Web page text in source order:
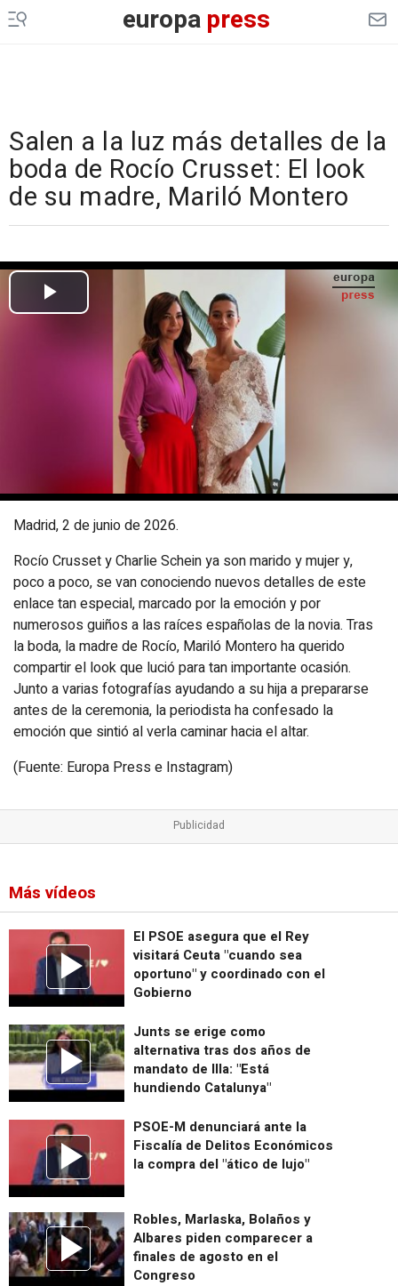
europapress
Salen a la luz más detalles de la
boda de Rocío Crusset: El look
de su madre, Mariló Montero
Madrid, 2 de junio de 2026.
Rocío Crusset y Charlie Schein ya son marido y mujer y,
poco a poco, se van conociendo nuevos detalles de este
enlace tan especial, marcado por la emoción y por
numerosos guiños a las raíces españolas de la novia. Tras
la boda, la madre de Rocío, Mariló Montero ha querido
compartir el look que lució para tan importante ocasión.
Junto a varias fotografías ayudando a su hija a prepararse
antes de la ceremonia, la periodista ha confesado la
emoción que sintió al verla caminar hacia el altar.
(Fuente: Europa Press e Instagram)
Más vídeos
El PSOE asegura que el Rey
visitará Ceuta "cuando sea
oportuno" y coordinado con el
Gobierno
Junts se erige como
alternativa tras dos años de
mandato de Illa: "Está
hundiendo Catalunya"
PSOE-M denunciará ante la
Fiscalía de Delitos Económicos
la compra del "ático de lujo"
Robles, Marlaska, Bolaños y
Albares piden comparecer a
finales de agosto en el
Congreso